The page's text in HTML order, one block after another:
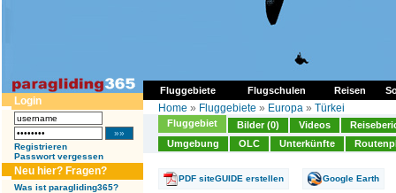
Fluggebiete Flugschulen Reisen
Login
Registrieren
Passwort vergessen
Neu hier? Fragen?
Was ist paragliding365?
Home » Fluggebiete » Europa » Türkei
Fluggebiet Bilder (0) Videos
Umgebung
OLC Unterkünfte
PDF siteGUIDE erstellen Google Earth